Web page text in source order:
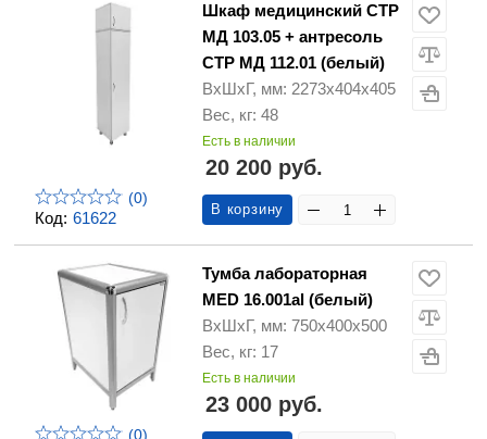
Код: 61622
(0)
Шкаф медицинский СТР
МД 103.05 + антресоль
СТР МД 112.01 (белый)
ВхШхГ, мм: 2273х404х405
Вес, кг: 48
Есть в наличии
20 200 руб.
В корзину
(0)
Тумба лабораторная
MED 16.001al (белый)
ВхШхГ, мм: 750х400х500
Вес, кг: 17
Есть в наличии
23 000 руб.